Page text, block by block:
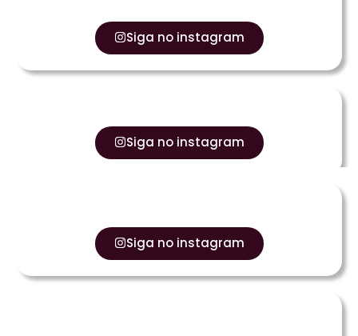
Siga no instagram
Siga no instagram
Siga no instagram